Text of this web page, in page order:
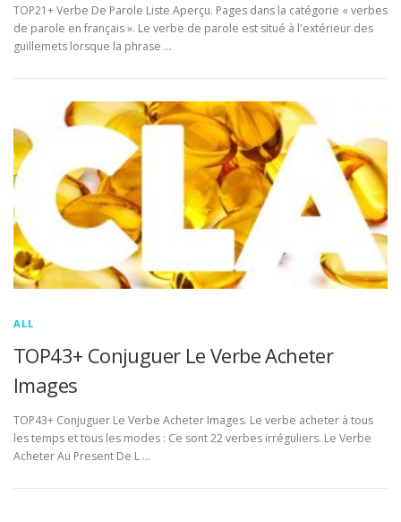
TOP21+ Verbe De Parole Liste Aperçu. Pages dans la catégorie « verbes
de parole en français ». Le verbe de parole est situé à l'extérieur des
guillemets lorsque la phrase …
ALL
TOP43+ Conjuguer Le Verbe Acheter
Images
TOP43+ Conjuguer Le Verbe Acheter Images. Le verbe acheter à tous
les temps et tous les modes : Ce sont 22 verbes irréguliers. Le Verbe
Acheter Au Present De L …